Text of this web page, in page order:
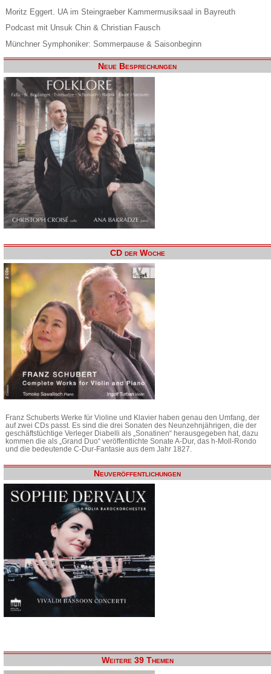
Moritz Eggert. UA im Steingraeber Kammermusiksaal in Bayreuth
Podcast mit Unsuk Chin & Christian Fausch
Münchner Symphoniker: Sommerpause & Saisonbeginn
Neue Besprechungen
CD der Woche
Franz Schuberts Werke für Violine und Klavier haben genau den Umfang, der
auf zwei CDs passt. Es sind die drei Sonaten des Neunzehnjährigen, die der
geschäftstüchtige Verleger Diabelli als „Sonatinen“ herausgegeben hat, dazu
kommen die als „Grand Duo“ veröffentlichte Sonate A-Dur, das h-Moll-Rondo
und die bedeutende C-Dur-Fantasie aus dem Jahr 1827.
Neuveröffentlichungen
Weitere 39 Themen